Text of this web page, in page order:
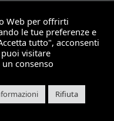
info@mitweb.it
il mobile computing |
Web per offrirti
le tue preferenze e
tutto", acconsenti
visitare
consenso
Rifiuta